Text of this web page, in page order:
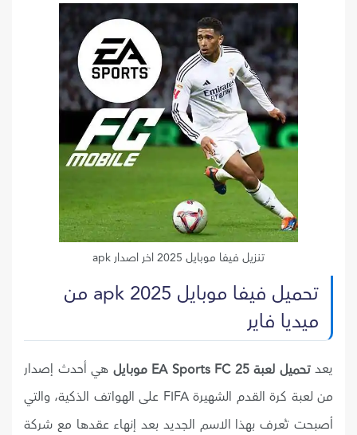
تنزيل فيفا موبايل 2025 اخر اصدار apk
تحميل فيفا موبايل 2025 apk من
ميديا فاير
يعدتحميل لعبة EA Sports FC 25 موبايل
هي أحدث إصدار
من لعبة كرة القدم الشهيرة FIFA على الهواتف الذكية، والتي
أصبحت تُعرف بهذا الاسم الجديد بعد إنهاء عقدها مع شركة